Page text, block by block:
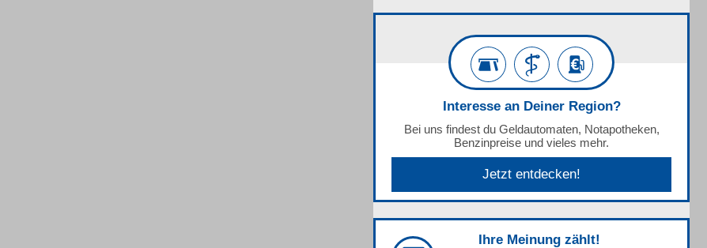
Interesse an Deiner Region?
Bei uns findest du Geldautomaten, Notapotheken,
Benzinpreise und vieles mehr.
Jetzt entdecken!
Ihre Meinung zählt!